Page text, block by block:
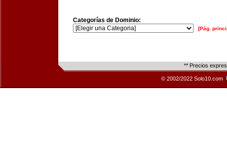
Categorías de Dominio:
[Pág.
** Precios
© 2002/2022 Solo10.com